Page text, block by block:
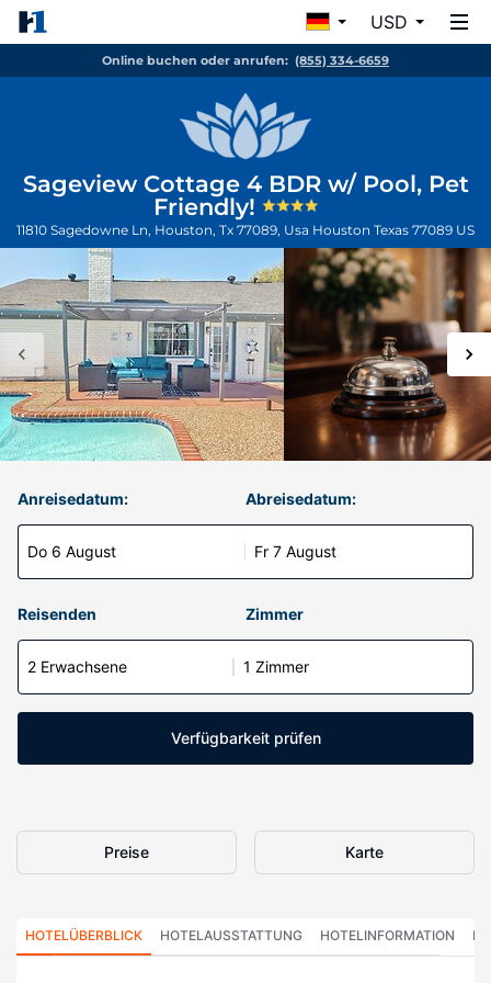
USD
Online buchen oder anrufen: (855) 334-6659
Sageview Cottage 4 BDR w/ Pool, Pet
Friendly!
11810 Sagedowne Ln, Houston, Tx 77089, Usa Houston Texas 77089 US
Anreisedatum:
Do 6 August
Abreisedatum:
Fr 7 August
Reisenden Zimmer
2 Erwachsene 1 Zimmer
Verfügbarkeit prüfen
Preise Karte
HOTELÜBERBLICK HOTELAUSSTATTUNG HOTELINFORMATION